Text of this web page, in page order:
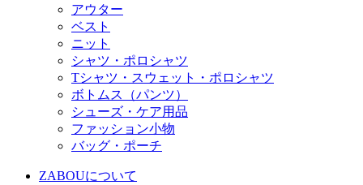
アウター
ベスト
ニット
シャツ・ポロシャツ
Tシャツ・スウェット・ポロシャツ
ボトムス（パンツ）
シューズ・ケア用品
ファッション小物
バッグ・ポーチ
ZABOUについて